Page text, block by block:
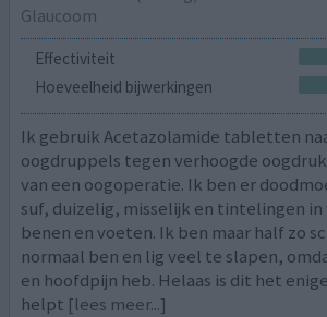
Glaucoom
Effectiviteit
Hoeveelheid bijwerkingen
Ik gebruik Acetazolamide tabletten
oogdruppels tegen verhoogde
van een oogoperatie. Ik ben er
suf, duizelig, misselijk en tintelingen in
benen en voeten. Ik ben maar half zo
normaal ben en lig veel te slapen,
en hoofdpijn heb. Helaas is dit het
helpt [lees meer...]